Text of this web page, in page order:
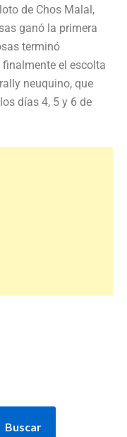
de Chos Malal,
ganó la primera
terminó
el escolta
neuquino, que
días 4, 5 y 6 de
Buscar